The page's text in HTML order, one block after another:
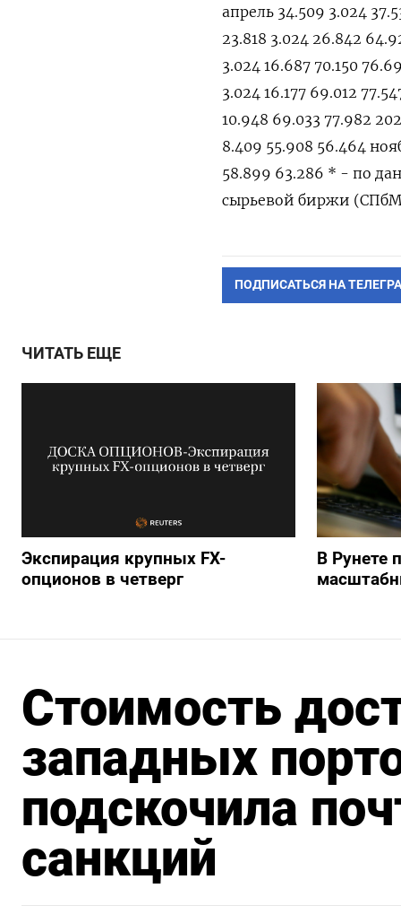
апрель 34.509 3.024
23.818 3.024 26.842
3.024 16.687 70.150
3.024 16.177 69.012
10.948 69.033 77.982
8.409 55.908 56.464
58.899 63.286 * - по
сырьевой биржи
ПОДПИСАТЬСЯ НА
ЧИТАТЬ ЕЩЕ
Экспирация крупных FX-
опционов в четверг
В Рунете
Стоимость
западных
подскочила
санкций